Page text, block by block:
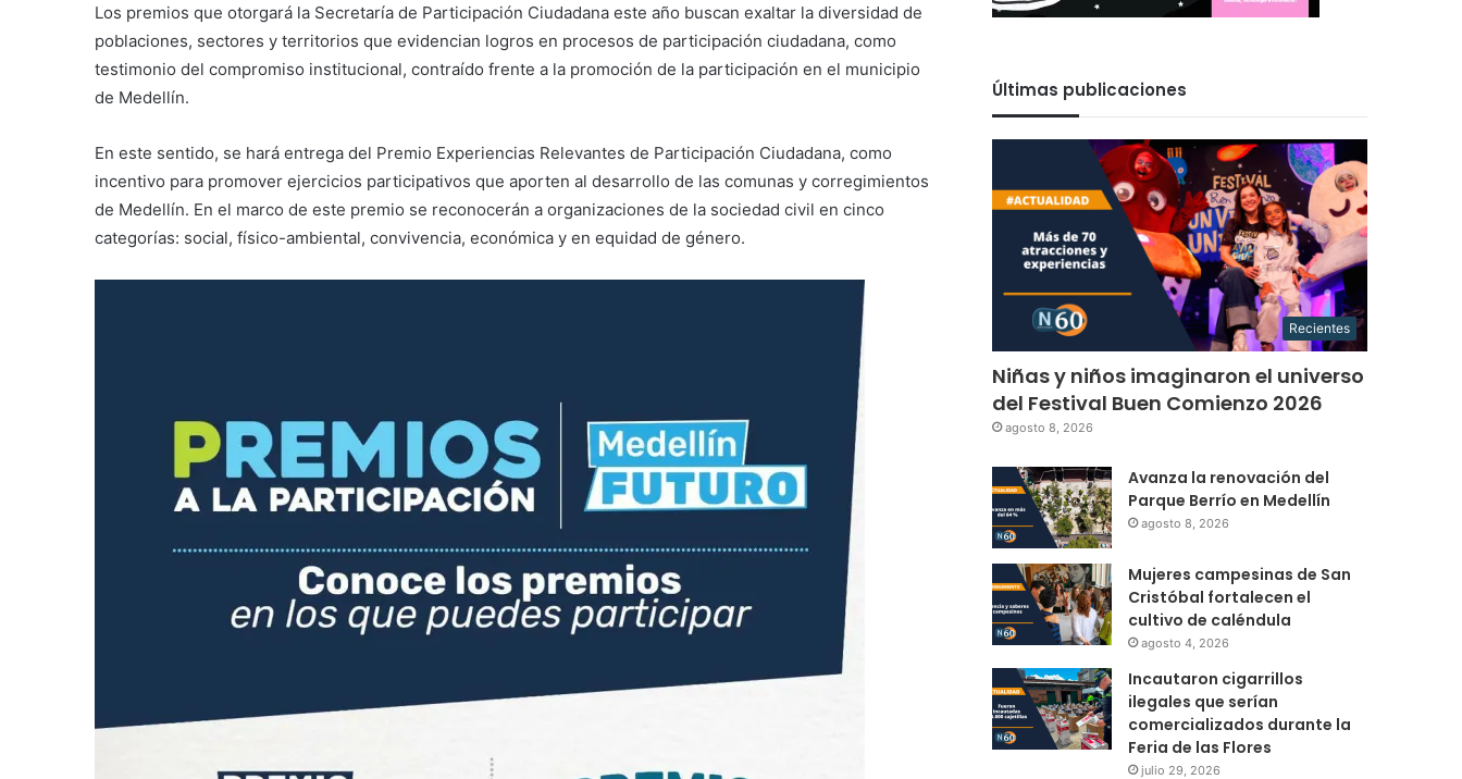
Los premios que otorgará la Secretaría de Participación Ciudadana este año buscan exaltar la diversidad de
poblaciones, sectores y territorios que evidencian logros en procesos de participación ciudadana, como
testimonio del compromiso institucional, contraído frente a la promoción de la participación en el municipio
de Medellín.
En este sentido, se hará entrega del Premio Experiencias Relevantes de Participación Ciudadana, como
incentivo para promover ejercicios participativos que aporten al desarrollo de las comunas y corregimientos
de Medellín. En el marco de este premio se reconocerán a organizaciones de la sociedad civil en cinco
categorías: social, físico-ambiental, convivencia, económica y en equidad de género.
Últimas publicaciones
Recientes
Niñas y niños imaginaron el universo
del Festival Buen Comienzo 2026
agosto 8, 2026
Avanza la renovación del
Parque Berrío en Medellín
agosto 8, 2026
Mujeres campesinas de San
Cristóbal fortalecen el
cultivo de caléndula
agosto 4, 2026
Incautaron cigarrillos
ilegales que serían
comercializados durante la
Feria de las Flores
julio 29, 2026